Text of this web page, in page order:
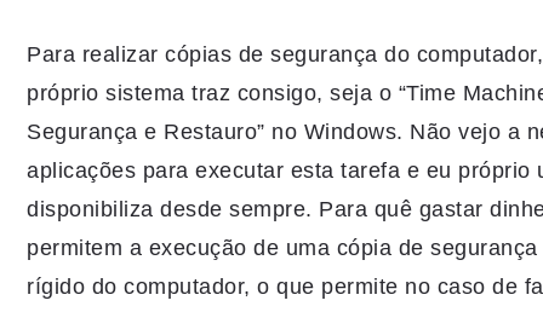
Para realizar cópias de segurança do
próprio sistema traz consigo, seja o “Time
Segurança e Restauro” no Windows. Não vejo a
aplicações para executar esta tarefa e eu próprio
disponibiliza desde sempre. Para quê gastar
permitem a execução de uma cópia de
rígido do computador, o que permite no caso de